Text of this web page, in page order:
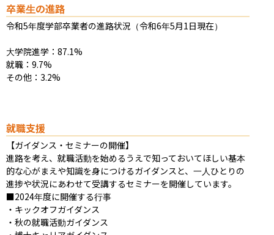
卒業生の進路
令和5年度学部卒業者の進路状況（令和6年5月1日現在）
大学院進学：87.1%
就職：9.7%
その他：3.2%
就職支援
【ガイダンス・セミナーの開催】
進路を考え、就職活動を始めるうえで知っておいてほしい基本
的な心がまえや知識を身につけるガイダンスと、一人ひとりの
進捗や状況にあわせて受講するセミナーを開催しています。
■2024年度に開催する行事
・キックオフガイダンス
・秋の就職活動ガイダンス